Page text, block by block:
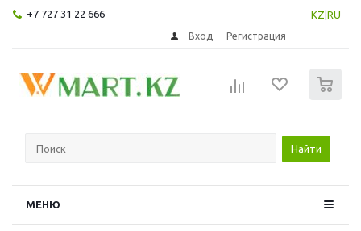
+7 727 31 22 666 KZ RU
Вход Регистрация
Найти
МЕНЮ